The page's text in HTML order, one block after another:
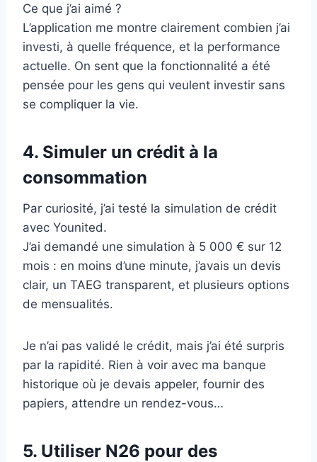
Ce que j’ai aimé ?
L’application me montre clairement combien j’ai
investi, à quelle fréquence, et la performance
actuelle. On sent que la fonctionnalité a été
pensée pour les gens qui veulent investir sans
se compliquer la vie.
4. Simuler un crédit à la
consommation
Par curiosité, j’ai testé la simulation de crédit
avec Younited.
J’ai demandé une simulation à 5 000 € sur 12
mois : en moins d’une minute, j’avais un devis
clair, un TAEG transparent, et plusieurs options
de mensualités.
Je n’ai pas validé le crédit, mais j’ai été surpris
par la rapidité. Rien à voir avec ma banque
historique où je devais appeler, fournir des
papiers, attendre un rendez-vous…
5. Utiliser N26 pour des